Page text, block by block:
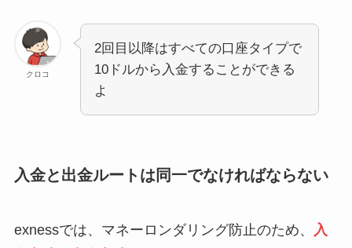
クロコ
2回目以降はすべての口座タイプで
10ドルから入金することができる
よ
入金と出金ルートは同一でなければならない
exnessでは、マネーロンダリング防止のため、
入